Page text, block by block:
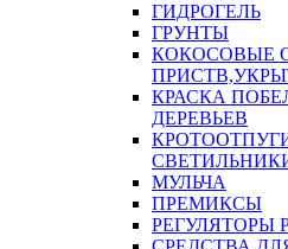
ГИДРОГЕЛЬ
ГРУНТЫ
КОКОСОВЫЕ
КРАСКА
ДЕРЕВЬЕВ
МУЛЬЧА
ПРЕМИКСЫ
РЕГУЛЯТОРЫ